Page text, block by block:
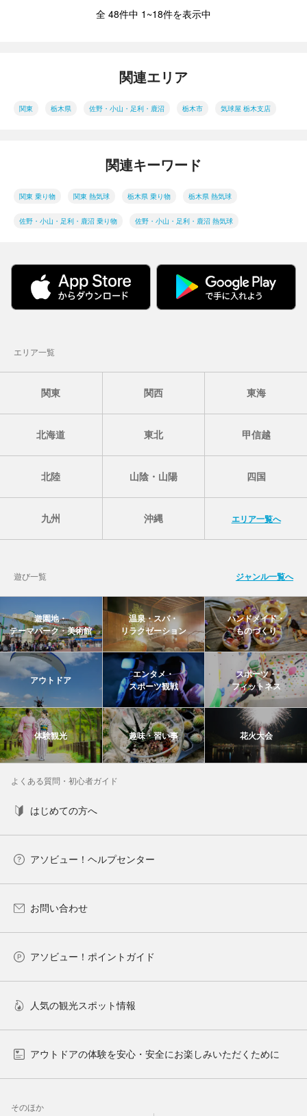
全 48件中 1~18件を表示中
関連エリア
関東 栃木県 佐野・小山・足利・鹿沼 栃木市 気球屋 栃木支店
関連キーワード
関東 乗り物 関東 熱気球 栃木県 乗り物 栃木県 熱気球
佐野・小山・足利・鹿沼 乗り物 佐野・小山・足利・鹿沼 熱気球
エリア一覧
関東 関西 東海
北海道 東北 甲信越
北陸 山陰・山陽 四国
九州 沖縄 エリア一覧へ
遊び一覧 ジャンル一覧へ
遊園地・
テーマパーク・美術館
温泉・スパ・
リラクゼーション
ハンドメイド・
ものづくり
アウトドア
エンタメ・
スポーツ観戦
スポーツ・
フィットネス
体験観光 趣味・習い事 花火大会
よくある質問・初心者ガイド
はじめての方へ
アソビュー！ヘルプセンター
お問い合わせ
アソビュー！ポイントガイド
人気の観光スポット情報
アウトドアの体験を安心・安全にお楽しみいただくために
そのほか